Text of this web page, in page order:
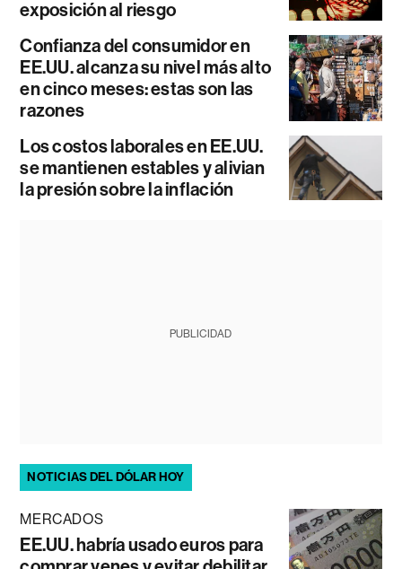
exposición al riesgo
Confianza del consumidor en
EE.UU. alcanza su nivel más alto
en cinco meses: estas son las
razones
Los costos laborales en EE.UU.
se mantienen estables y alivian
la presión sobre la inflación
PUBLICIDAD
NOTICIAS DEL DÓLAR HOY
MERCADOS
EE.UU. habría usado euros para